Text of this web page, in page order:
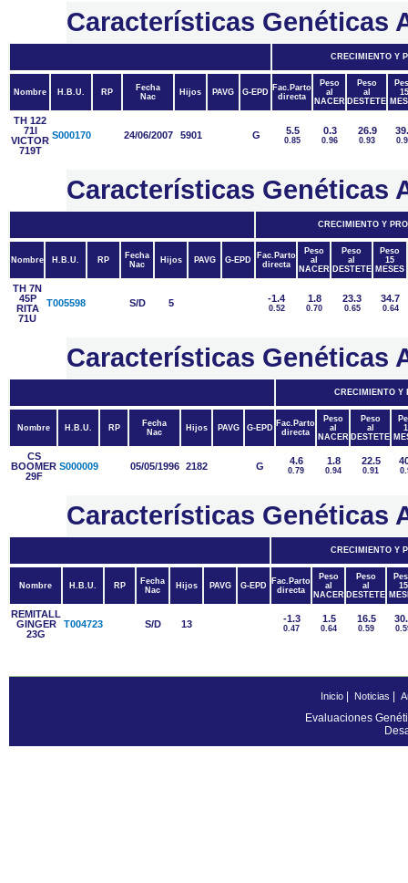
Características Genéticas
CRECIMIENTO Y
Nombre H.B.U. RP
Fecha
Nac
Hijos PAVG G-EPD
Fac.Parto
directa
Peso
al
NACER
Peso
al
DESTETE
15
TH 122
71I
VICTOR
719T
S000170 24/06/2007 5901 G 5.5
0.85
0.3
0.96
26.9
0.93
Características Genéticas
CRECIMIENTO Y
Nombre H.B.U. RP
Fecha
Nac
Hijos PAVG G-EPD
Fac.Parto
directa
Peso
al
NACER
Peso
al
DESTETE
Peso
15
MESES
TH 7N
45P
RITA
71U
T005598 S/D 5 -1.4
0.52
1.8
0.70
23.3
0.65
34.7
0.64
Características Genéticas
CRECIMIENTO Y
Nombre H.B.U. RP
Fecha
Nac
Hijos PAVG G-EPD Fac.Parto
directa
Peso
al
NACER
Peso
al
DESTETE
CS
BOOMER
29F
S000009 05/05/1996 2182 G 4.6
0.79
1.8
0.94
22.5
0.91
Características Genéticas
CRECIMIENTO Y
Nombre H.B.U. RP
Fecha
Nac
Hijos PAVG G-EPD
Fac.Parto
directa
Peso
al
NACER
Peso
al
DESTETE
15
REMITALL
GINGER
23G
T004723 S/D 13 -1.3
0.47
1.5
0.64
16.5
0.59
Inicio| Noticias
Evaluaciones